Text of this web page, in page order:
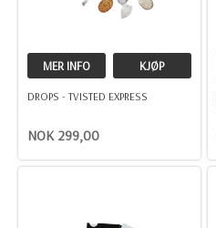
MER INFO KJØP
DROPS - TVISTED EXPRESS
NOK 299,00